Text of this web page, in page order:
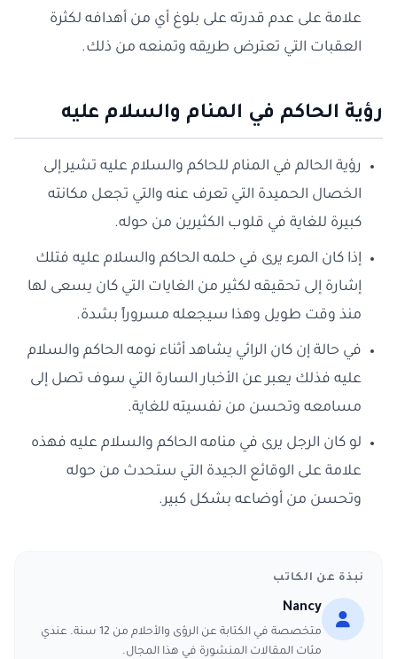
علامة على عدم قدرته على بلوغ أي من أهدافه لكثرة
العقبات التي تعترض طريقه وتمنعه من ذلك.
رؤية الحاكم في المنام والسلام عليه
رؤية الحالم في المنام للحاكم والسلام عليه تشير إلى
الخصال الحميدة التي تعرف عنه والتي تجعل مكانته
كبيرة للغاية في قلوب الكثيرين من حوله.
إذا كان المرء يرى في حلمه الحاكم والسلام عليه فتلك
إشارة إلى تحقيقه لكثير من الغايات التي كان يسعى لها
منذ وقت طويل وهذا سيجعله مسروراً بشدة.
في حالة إن كان الرائي يشاهد أثناء نومه الحاكم والسلام
عليه فذلك يعبر عن الأخبار السارة التي سوف تصل إلى
مسامعه وتحسن من نفسيته للغاية.
لو كان الرجل يرى في منامه الحاكم والسلام عليه فهذه
علامة على الوقائع الجيدة التي ستحدث من حوله
وتحسن من أوضاعه بشكل كبير.
نبذة عن الكاتب
Nancy
متخصصة في الكتابة عن الرؤى والأحلام من 12 سنة. عندي
مئات المقالات المنشورة في هذا المجال.